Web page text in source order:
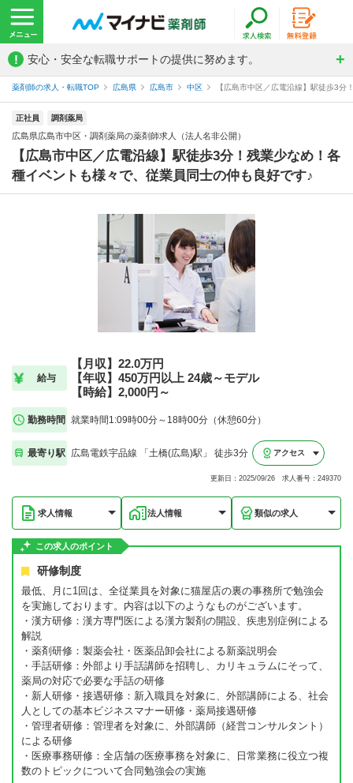
! 安心・安全な転職サポートの提供に努めます。
薬剤師の求人・転職TOP 広島県 広島市 中区 【広島市中区／広電沿線】駅徒歩3
正社員 調剤薬局
広島県広島市中区・調剤薬局の薬剤師求人（法人名非公開）
【広島市中区／広電沿線】駅徒歩3分！残業少なめ！各
種イベントも様々で、従業員同士の仲も良好です♪
給与
【月収】22.0万円
【年収】450万円以上 24歳～モデル
【時給】2,000円～
勤務時間 就業時間1:09時00分～18時00分（休憩60分）
最寄り駅 広島電鉄宇品線 「土橋(広島)駅」 徒歩3分 アクセス
更新日：2025/09/26 求人番号：249370
求人情報 法人情報 類似の求人
この求人のポイント
研修制度
最低、月に1回は、全従業員を対象に猫屋店の裏の事務所で勉強会
を実施しております。内容は以下のようなものがございます。
・漢方研修：漢方専門医による漢方製剤の開設、疾患別症例による
解説
・薬剤研修：製薬会社・医薬品卸会社による新薬説明会
・手話研修：外部より手話講師を招聘し、カリキュラムにそって、
薬局の対応で必要な手話の研修
・新人研修・接遇研修：新入職員を対象に、外部講師による、社会
人としての基本ビジネスマナー研修・薬局接遇研修
・管理者研修：管理者を対象に、外部講師（経営コンサルタント）
による研修
・医療事務研修：全店舗の医療事務を対象に、日常業務に役立つ複
数のトピックについて合同勉強会の実施